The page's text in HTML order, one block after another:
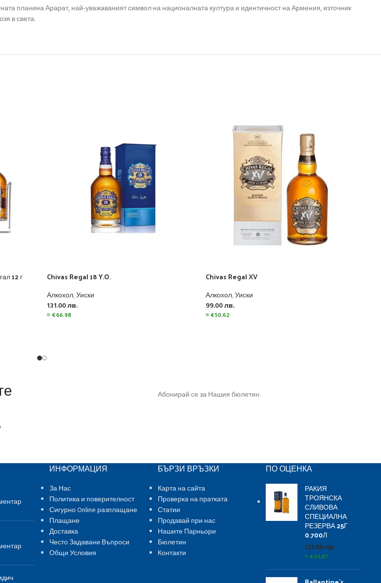
планина Арарат, най-уважаваният символ на националната култура и идентичност на Армения, източник
в света.
12 г Chivas Regal 18 Y.O.
Алкохол,Уиски
131.00лв.
≈€66.98
Chivas Regal XV
Алкохол,Уиски
99.00лв.
≈€50.62
Абонирай се за Нашия бюлетин.
ИНФОРМАЦИЯ
За Нас
Политика и поверителност
Сигурно Online разплащане
Плащане
Доставка
Често Задавани Въпроси
Общи Условия
БЪРЗИ ВРЪЗКИ
Карта на сайта
Проверка на пратката
Статии
Продавай при нас
Нашите Парньори
Бюлетин
Контакти
ПО ОЦЕНКА
РАКИЯ
ТРОЯНСКА
СЛИВОВА
СПЕЦИАЛНА
РЕЗЕРВА 25Г
0.700Л
121.00лв.
≈€61.87